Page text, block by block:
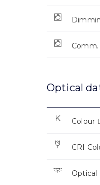
Optical
Colour
CRI
Optical